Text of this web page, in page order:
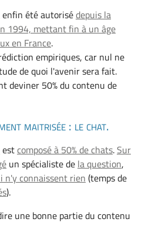
enfin été autorisédepuis la
1994, mettant fin à un âge
en France.
empiriques, car nul ne
de quoi l'avenir sera fait.
deviner 50% du contenu de
maitrisée : le chat.
estcomposé à 50% de chats.Sur
un spécialiste de la question,
n'y connaissent rien (temps de
).
une bonne partie du contenu